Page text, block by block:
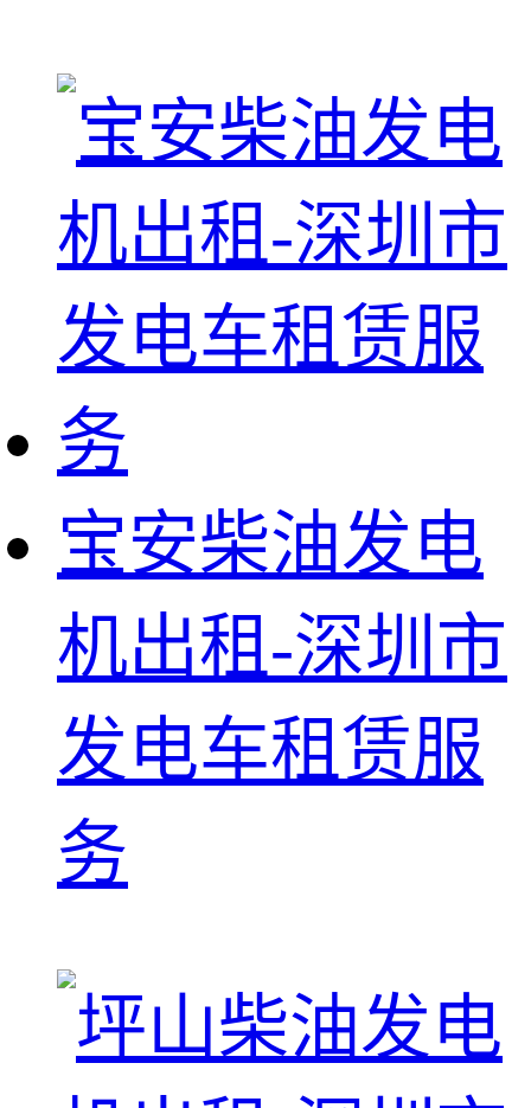
宝安柴油发电
机出租-深圳市
发电车租赁服
务